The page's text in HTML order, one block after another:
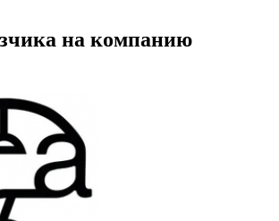
на компанию